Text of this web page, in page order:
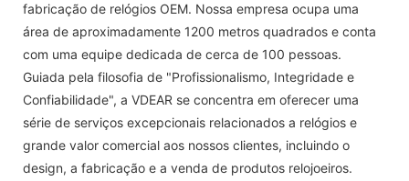
fabricação de relógios OEM. Nossa empresa ocupa uma
área de aproximadamente 1200 metros quadrados e conta
com uma equipe dedicada de cerca de 100 pessoas.
Guiada pela filosofia de "Profissionalismo, Integridade e
Confiabilidade", a VDEAR se concentra em oferecer uma
série de serviços excepcionais relacionados a relógios e
grande valor comercial aos nossos clientes, incluindo o
design, a fabricação e a venda de produtos relojoeiros.